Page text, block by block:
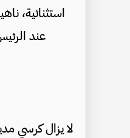
استثنائية،
عند
لا يزال كرسي